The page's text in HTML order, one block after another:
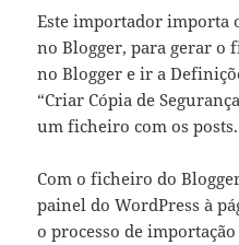
Este importador importa
no Blogger, para gerar o
no Blogger e ir a
“Criar Cópia de
um ficheiro com os posts.
Com o ficheiro do
painel do WordPress à
o processo de